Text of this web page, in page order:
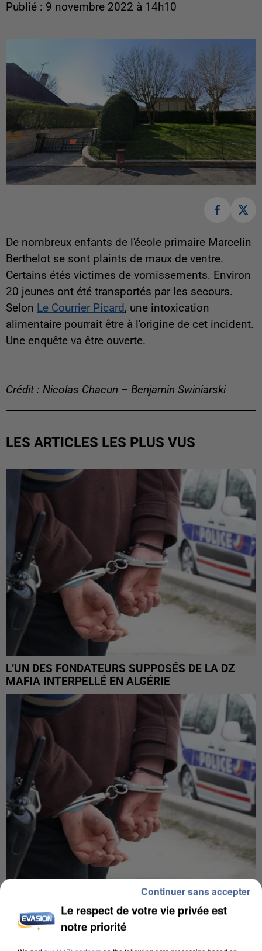
Publié : 9 novembre 2022 à 14h10
De nombreux enfants de l'école primaire Marcelin
Berthelot se sont plaints de maux de ventre.
Certains étés victimes de vomissements. Environ
20 jeunes ont été transportés par les secours.
Selon Le Courrier Picard, une intoxication
alimentaire pourrait être à l'origine de cet incident.
Une enquête va être ouverte.
Crédit : Nicolas Chacun – Benjamin Swiniarski
LES ARTICLES LES PLUS VUS
L’UN DES FONDATEURS SUPPOSÉS DE LA DZ
MAFIA INTERPELLÉ EN ALGÉRIE
UN SECOND CADRE DE LA DZ MAFIA
INTERPELLÉ EN ALGÉRIE
Le respect de votre vie privée est
notre priorité
Continuer sans accepter